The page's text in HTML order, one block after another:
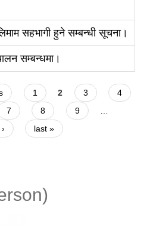
सहभागी हुने सम्बन्धी सूचना।
सम्बन्धमा।
1 2 3
4
7 8 9
…
last »